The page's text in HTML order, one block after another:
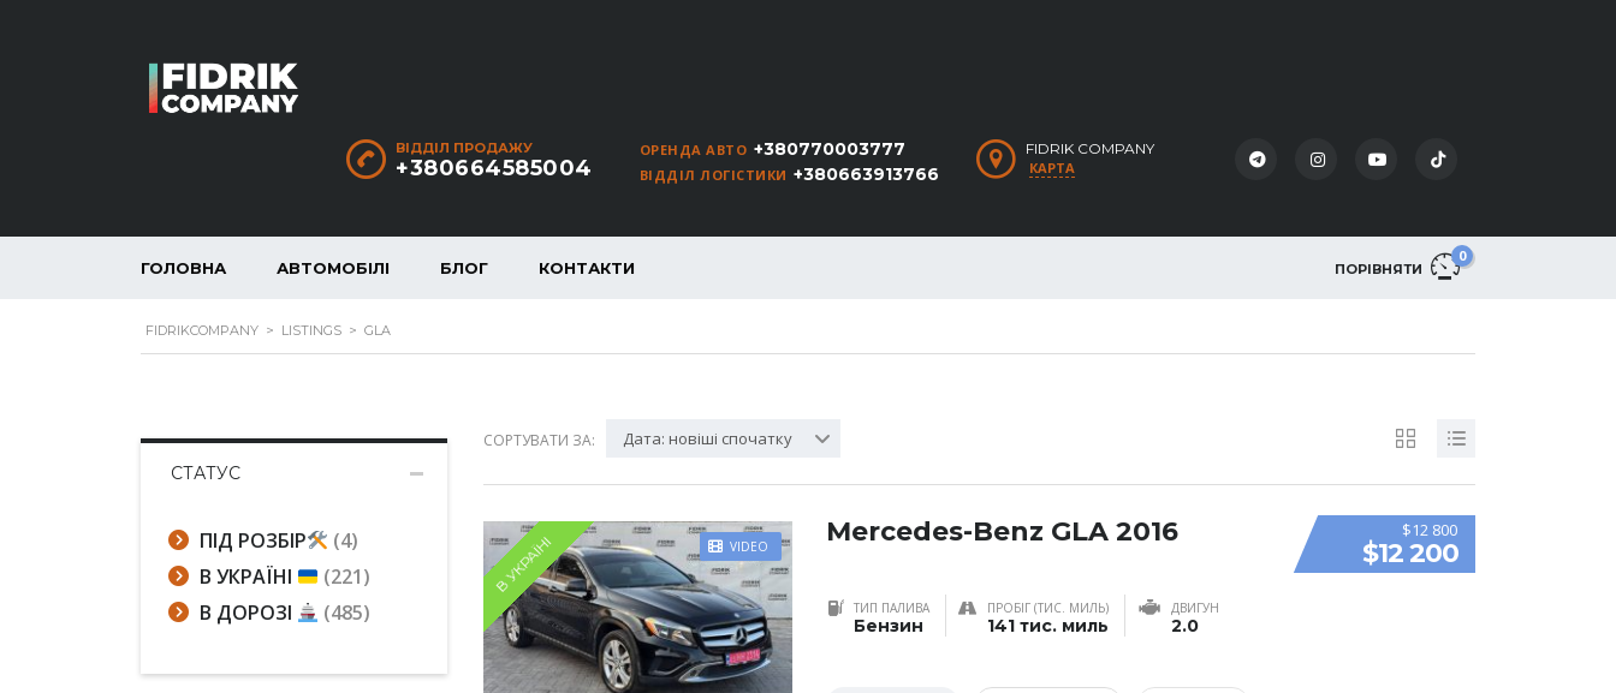
FIDRIK COMPANY
КАРТА
ОРЕНДА АВТО +380770003777
ВІДДІЛ ЛОГІСТИКИ +380663913766
ВІДДІЛ ПРОДАЖУ
+380664585004
ПОРІВНЯТИ
0
ГОЛОВНА АВТОМОБІЛІ БЛОГ КОНТАКТИ
FIDRIKCOMPANY > LISTINGS > GLA
СТАТУС
ПІД РОЗБІР
(4)
В УКРАЇНІ
(221)
В ДОРОЗІ
(485)
СОРТУВАТИ ЗА: Дата: новіші спочатку
VIDEO
В УКРАЇНІ
$12 800
$12 200
Mercedes-Benz GLA 2016
ТИП ПАЛИВА
Бензин
ПРОБІГ (ТИС. МИЛЬ)
141 тис. миль
ДВИГУН
2.0